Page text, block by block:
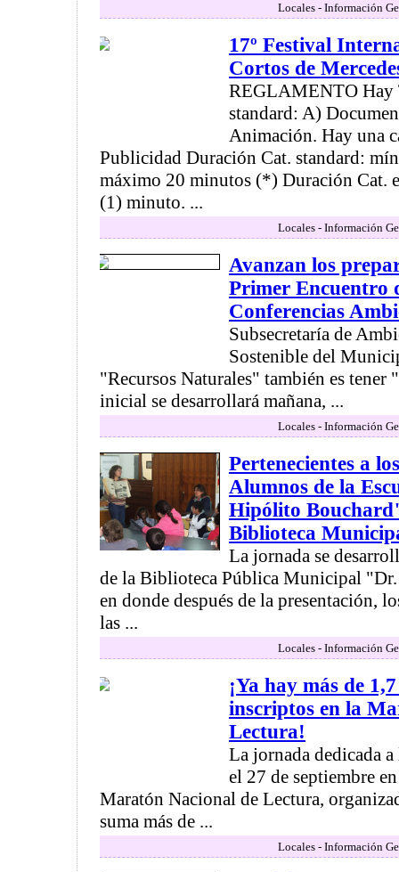
Locales - Información
17º Festival
Cortos de
REGLAMENTO Hay
standard: A)
Animación. Hay una
Publicidad Duración Cat. standard:
máximo 20 minutos (*) Duración Cat.
(1) minuto. ...
Locales - Información
Avanzan los
Primer Encuentro
Conferencias
Subsecretaría de
Sostenible del
"Recursos Naturales" también es
inicial se desarrollará mañana, ...
Locales - Información
Pertenecientes a
Alumnos de la
Hipólito
Biblioteca
La jornada se
de la Biblioteca Pública Municipal
en donde después de la presentación,
las ...
Locales - Información
¡Ya hay más de
inscriptos en la
Lectura!
La jornada dedicada
el 27 de septiembre
Maratón Nacional de Lectura,
suma más de ...
Locales - Información